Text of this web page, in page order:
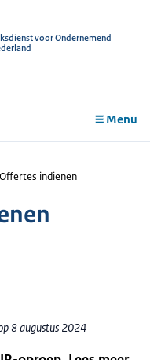
voor Ondernemend
Menu
indienen
8 augustus 2024